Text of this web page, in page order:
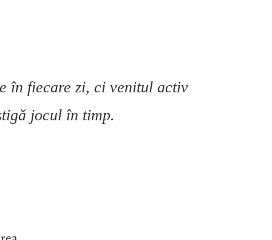
în fiecare zi, ci venitul activ
jocul în timp.